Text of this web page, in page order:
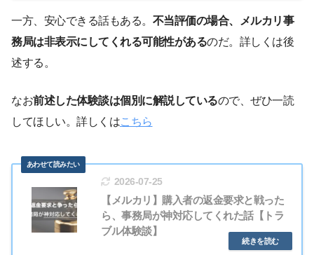
一方、安心できる話もある。 不当評価の場合、メルカリ事
務局は非表示にしてくれる可能性があるのだ。詳しくは後
述する。
なお前述した体験談は個別に解説しているので、ぜひ一読
してほしい。詳しくはこちら
2026-07-25
【メルカリ】購入者の返金要求と戦った
ら、事務局が神対応してくれた話【トラ
ブル体験談】